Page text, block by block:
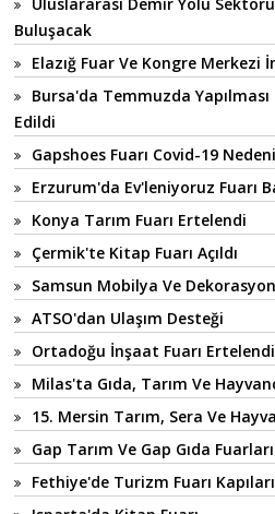
Buluşacak
Elazığ Fuar Ve Kongre Merkezi
Bursa'da Temmuzda
Edildi
Gapshoes Fuarı Covid-19
Erzurum'da Ev'leniyoruz Fuarı
Konya Tarım Fuarı Ertelendi
Çermik'te Kitap Fuarı Açıldı
Samsun Mobilya Ve Dekorasyon
ATSO'dan Ulaşım Desteği
Ortadoğu İnşaat Fuarı Ertelendi
Milas'ta Gıda, Tarım Ve
15. Mersin Tarım, Sera Ve
Gap Tarım Ve Gap Gıda Fuarları
Fethiye'de Turizm Fuarı